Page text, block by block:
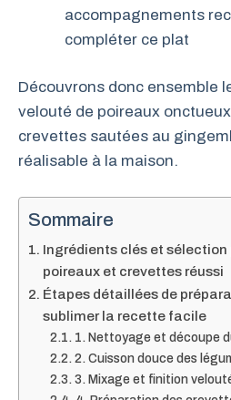
accompagnements
compléter ce plat
Découvrons donc ensemble
velouté de poireaux
crevettes sautées au
réalisable à la maison.
Sommaire
Ingrédients clés et sélection
poireaux et crevettes réussi
Étapes détaillées de
sublimer la recette facile
1. Nettoyage et découpe
2. Cuisson douce des
3. Mixage et finition